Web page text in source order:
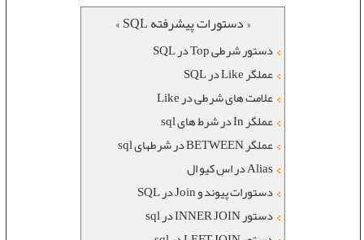
« دستورات پیشرفته SQL »
دستور شرطی Top در SQL
عملگر Like در SQL
علامت های شرطی در Like
عملگر In در شرط های sql
عملگر BETWEEN در شرطهای sql
Alias در اس کیو ال
دستورات پیوند و Join در SQL
دستور INNER JOIN در sql